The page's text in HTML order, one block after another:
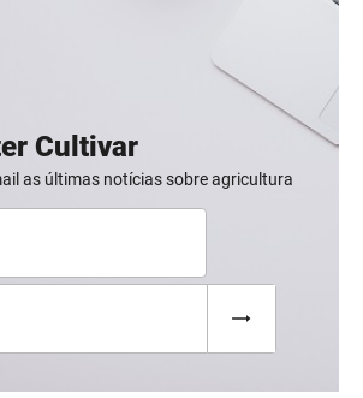
Cultivar
as últimas notícias sobre agricultura